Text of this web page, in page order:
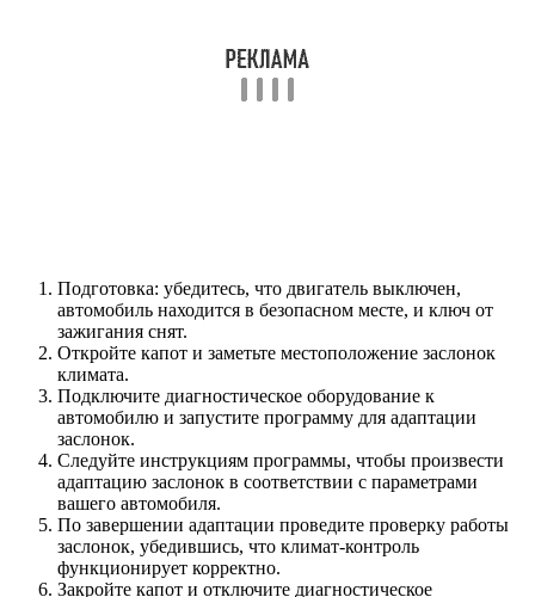
Подготовка: убедитесь, что двигатель выключен,
автомобиль находится в безопасном месте, и ключ от
зажигания снят.
Откройте капот и заметьте местоположение заслонок
климата.
Подключите диагностическое оборудование к
автомобилю и запустите программу для адаптации
заслонок.
Следуйте инструкциям программы, чтобы произвести
адаптацию заслонок в соответствии с параметрами
вашего автомобиля.
По завершении адаптации проведите проверку работы
заслонок, убедившись, что климат-контроль
функционирует корректно.
Закройте капот и отключите диагностическое